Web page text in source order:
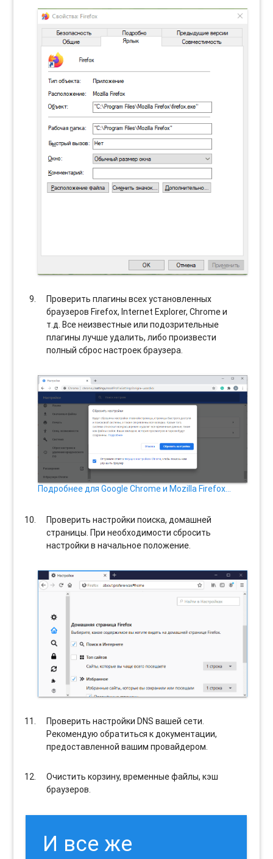
Проверить плагины всех установленных
браузеров Firefox, Internet Explorer, Chrome и
т.д. Все неизвестные или подозрительные
плагины лучше удалить, либо произвести
полный сброс настроек браузера.
Подробнее для Google Chrome и Mozilla Firefox…
Проверить настройки поиска, домашней
страницы. При необходимости сбросить
настройки в начальное положение.
Проверить настройки DNS вашей сети.
Рекомендую обратиться к документации,
предоставленной вашим провайдером.
Очистить корзину, временные файлы, кэш
браузеров.
И все же